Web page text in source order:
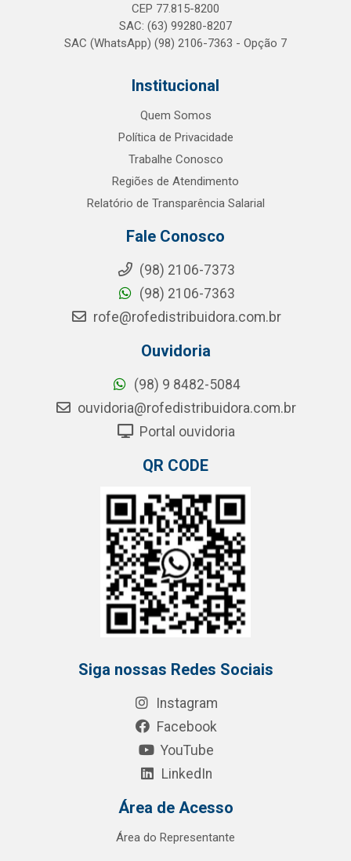
CEP 77.815-8200
SAC: (63) 99280-8207
SAC (WhatsApp) (98) 2106-7363 - Opção 7
Institucional
Quem Somos
Política de Privacidade
Trabalhe Conosco
Regiões de Atendimento
Relatório de Transparência Salarial
Fale Conosco
(98) 2106-7373
(98) 2106-7363
rofe@rofedistribuidora.com.br
Ouvidoria
(98) 9 8482-5084
ouvidoria@rofedistribuidora.com.br
Portal ouvidoria
QR CODE
Siga nossas Redes Sociais
Instagram
Facebook
YouTube
LinkedIn
Área de Acesso
Área do Representante